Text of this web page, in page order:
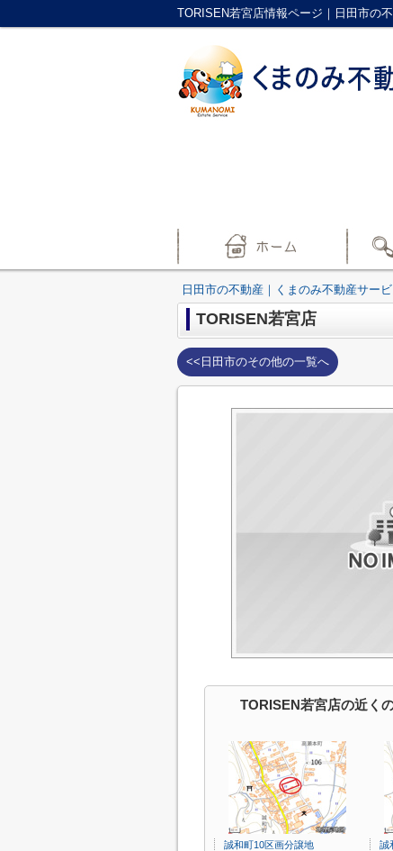
TORISEN若宮店情報ページ｜日田市の
日田市の不動産｜くまのみ不動産サー
TORISEN若宮店
<<日田市のその他の一覧へ
TORISEN若宮店の近く
誠和町10区画分譲地
誠